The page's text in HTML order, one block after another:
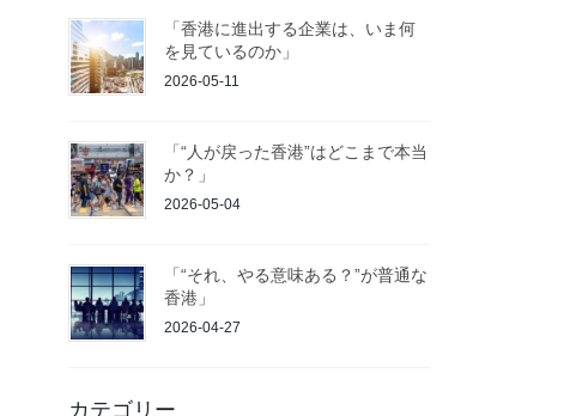
「香港に進出する企業は、いま何
を見ているのか」
2026-05-11
「“人が戻った香港”はどこまで本当
か？」
2026-05-04
「“それ、やる意味ある？”が普通な
香港」
2026-04-27
カテゴリー